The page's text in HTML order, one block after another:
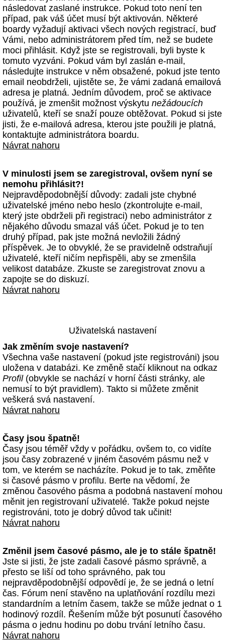
následovat zaslané instrukce. Pokud toto není ten
případ, pak váš účet musí být aktivován. Některé
boardy vyžadují aktivaci všech nových registrací, buď
Vámi, nebo administrátorem před tím, než se budete
moci přihlásit. Když jste se registrovali, byli byste k
tomuto vyzváni. Pokud vám byl zaslán e-mail,
následujte instrukce v něm obsažené, pokud jste tento
email neobdrželi, ujistěte se, že vámi zadaná emailová
adresa je platná. Jedním důvodem, proč se aktivace
používá, je zmenšit možnost výskytu nežádoucích
uživatelů, kteří se snaží pouze obtěžovat. Pokud si jste
jisti, že e-mailová adresa, kterou jste použili je platná,
kontaktujte administrátora boardu.
Návrat nahoru
V minulosti jsem se zaregistroval, ovšem nyní se
nemohu přihlásit?!
Nejpravděpodobnější důvody: zadali jste chybné
uživatelské jméno nebo heslo (zkontrolujte e-mail,
který jste obdrželi při registraci) nebo administrátor z
nějakého důvodu smazal váš účet. Pokud je to ten
druhý případ, pak jste možná nevložili žádný
příspěvek. Je to obvyklé, že se pravidelně odstraňují
uživatelé, kteří ničím nepřispěli, aby se zmenšila
velikost databáze. Zkuste se zaregistrovat znovu a
zapojte se do diskuzí.
Návrat nahoru
Uživatelská nastavení
Jak změním svoje nastavení?
Všechna vaše nastavení (pokud jste registrováni) jsou
uložena v databázi. Ke změně stačí kliknout na odkaz
Profil(obvykle se nachází v horní části stránky, ale
nemusí to být pravidlem). Takto si můžete změnit
veškerá svá nastavení.
Návrat nahoru
Časy jsou špatně!
Časy jsou téměř vždy v pořádku, ovšem to, co vidíte
jsou časy zobrazené v jiném časovém pásmu než v
tom, ve kterém se nacházíte. Pokud je to tak, změňte
si časové pásmo v profilu. Berte na vědomí, že
změnou časového pásma a podobná nastavení mohou
měnit jen registrovaní uživatelé. Takže pokud nejste
registrováni, toto je dobrý důvod tak učinit!
Návrat nahoru
Změnil jsem časové pásmo, ale je to stále špatně!
Jste si jisti, že jste zadali časové pásmo správně, a
přesto se liší od toho správného, pak tou
nejpravděpodobnější odpovědí je, že se jedná o letní
čas. Fórum není stavěno na uplatňování rozdílu mezi
standardním a letním časem, takže se může jednat o 1
hodinový rozdíl. Řešením může být posunutí časového
pásma o jednu hodinu po dobu trvání letního času.
Návrat nahoru